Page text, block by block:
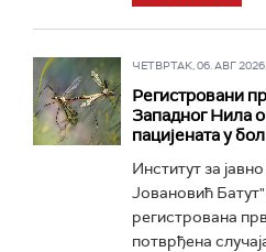
ЧЕТВРТАК, 06. АВГ
Регистровани
Западног Нила
пацијената у
Институт за
Јовановић
регистрована
потврђена